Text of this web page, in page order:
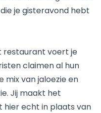
je gisteravond hebt
restaurant voert je
claimen al hun
mix van jaloezie en
Jij maakt het
hier echt in plaats van